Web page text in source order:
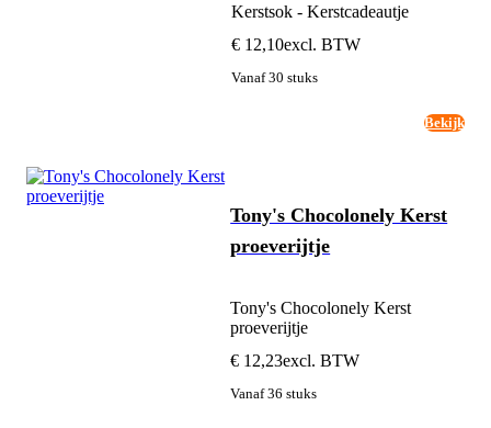
Kerstsok - Kerstcadeautje
€ 12,10excl. BTW
Vanaf 30 stuks
Bekijk
Tony's Chocolonely Kerst
proeverijtje
Tony's Chocolonely Kerst
proeverijtje
€ 12,23excl. BTW
Vanaf 36 stuks